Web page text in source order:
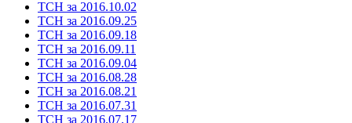
ТСН за 2016.10.02
ТСН за 2016.09.25
ТСН за 2016.09.18
ТСН за 2016.09.11
ТСН за 2016.09.04
ТСН за 2016.08.28
ТСН за 2016.08.21
ТСН за 2016.07.31
ТСН за 2016.07.17